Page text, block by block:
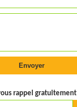
rappel gratuitement